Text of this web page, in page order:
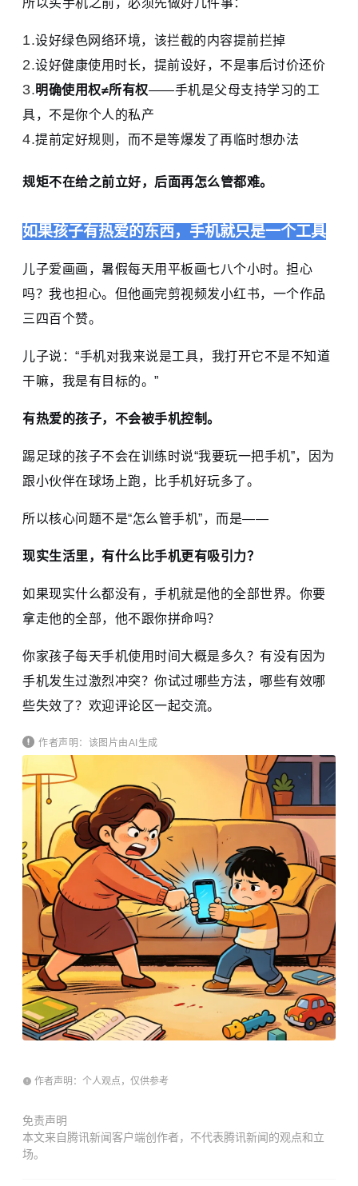
设好绿色网络环境，该拦截的内容提前拦掉
设好健康使用时长，提前设好，不是事后讨价还价
明确使用权≠所有权——手机是父母支持学习的工
具，不是你个人的私产
提前定好规则，而不是等爆发了再临时想办法
规矩不在给之前立好，后面再怎么管都难。
如果孩子有热爱的东西，手机就只是一个工具
儿子爱画画，暑假每天用平板画七八个小时。担心
吗？我也担心。但他画完剪视频发小红书，一个作品
三四百个赞。
儿子说：“手机对我来说是工具，我打开它不是不知道
干嘛，我是有目标的。”
有热爱的孩子，不会被手机控制。
踢足球的孩子不会在训练时说“我要玩一把手机”，因为
跟小伙伴在球场上跑，比手机好玩多了。
所以核心问题不是“怎么管手机”，而是——
现实生活里，有什么比手机更有吸引力？
如果现实什么都没有，手机就是他的全部世界。你要
拿走他的全部，他不跟你拼命吗？
你家孩子每天手机使用时间大概是多久？有没有因为
手机发生过激烈冲突？你试过哪些方法，哪些有效哪
些失效了？欢迎评论区一起交流。
作者声明：该图片由AI生成
作者声明：个人观点，仅供参考
免责声明
本文来自腾讯新闻客户端创作者，不代表腾讯新闻的观点和立
场。